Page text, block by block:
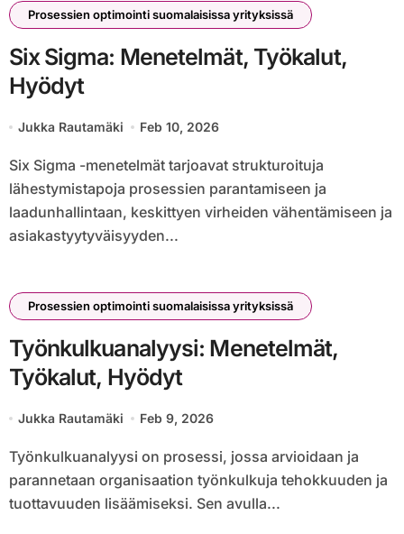
Prosessien optimointi suomalaisissa yrityksissä
Six Sigma: Menetelmät, Työkalut,
Hyödyt
Jukka Rautamäki Feb 10, 2026
Six Sigma -menetelmät tarjoavat strukturoituja
lähestymistapoja prosessien parantamiseen ja
laadunhallintaan, keskittyen virheiden vähentämiseen ja
asiakastyytyväisyyden...
Prosessien optimointi suomalaisissa yrityksissä
Työnkulkuanalyysi: Menetelmät,
Työkalut, Hyödyt
Jukka Rautamäki Feb 9, 2026
Työnkulkuanalyysi on prosessi, jossa arvioidaan ja
parannetaan organisaation työnkulkuja tehokkuuden ja
tuottavuuden lisäämiseksi. Sen avulla...